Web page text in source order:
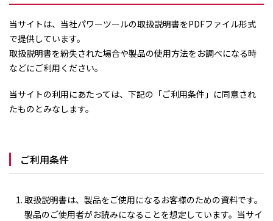
当サイトは、当社パワーツールの取扱説明書をPDFファイル形式
で提供しています。
取扱説明書を紛失された場合や製品の使用方法をお調べになる時
などにご利用ください。
当サイトの利用にあたっては、下記の「ご利用条件」に同意され
たものとみなします。
ご利用条件
取扱説明書は、製品をご使用になるお客様のための資料です。
製品のご使用者がお読みになることを想定しています。当サイ